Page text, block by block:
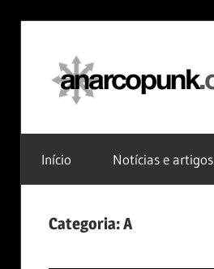
content
Início Notícias e artigos
Categoria:A